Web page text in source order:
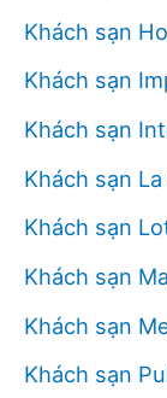
Khách sạn
Khách sạn
Khách sạn
Khách sạn
Khách sạn
Khách sạn
Khách sạn
Khách sạn